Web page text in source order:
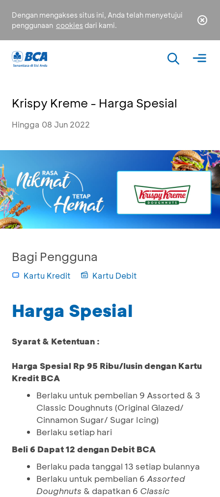
Dengan mengakses situs ini, Anda telah menyetujui
penggunaan cookies dari kami.
Krispy Kreme - Harga Spesial
Hingga 08 Jun 2022
Bagi Pengguna
Kartu Kredit Kartu Debit
Harga Spesial
Syarat & Ketentuan :
Harga Spesial Rp 95 Ribu/lusin dengan Kartu
Kredit BCA
Berlaku untuk pembelian 9 Assorted & 3
Classic Doughnuts (Original Glazed/
Cinnamon Sugar/ Sugar Icing)
Berlaku setiap hari
Beli 6 Dapat 12 dengan Debit BCA
Berlaku pada tanggal 13 setiap bulannya
Berlaku untuk pembelian 6 Assorted
Doughnuts & dapatkan 6 Classic